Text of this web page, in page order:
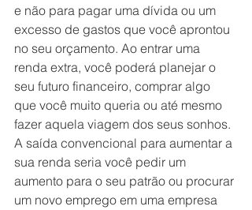
e não para pagar uma dívida ou um
excesso de gastos que você aprontou
no seu orçamento. Ao entrar uma
renda extra, você poderá planejar o
seu futuro financeiro, comprar algo
que você muito queria ou até mesmo
fazer aquela viagem dos seus sonhos.
A saída convencional para aumentar a
sua renda seria você pedir um
aumento para o seu patrão ou procurar
um novo emprego em uma empresa